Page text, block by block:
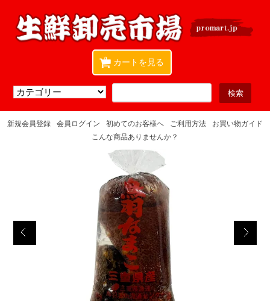
カートを見る
0
新規会員登録 会員ログイン 初めてのお客様へ ご利用方法
お買い物ガイド
こんな商品ありませんか？